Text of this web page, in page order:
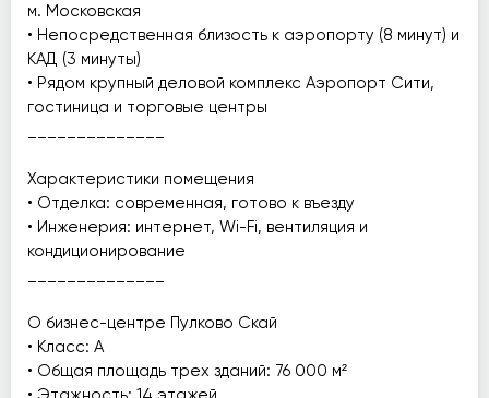
м. Московская
• Непосредственная близость к аэропорту (8 минут) и
КАД (3 минуты)
• Рядом крупный деловой комплекс Аэропорт Сити,
гостиница и торговые центры
Характеристики помещения
• Отделка: современная, готово к въезду
• Инженерия: интернет, Wi-Fi, вентиляция и
кондиционирование
О бизнес-центре Пулково Скай
• Класс: А
• Общая площадь трех зданий: 76 000 м²